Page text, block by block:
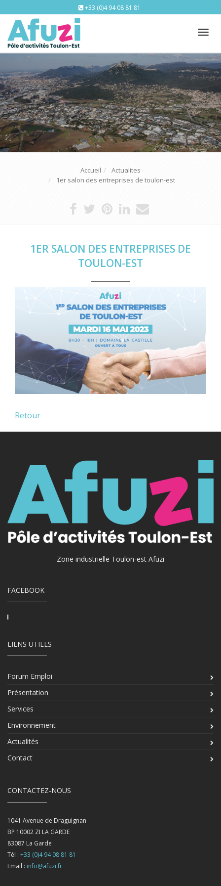
+33 (0)4 94 08 81 81
Accueil
Actualites
1er salon des entreprises de toulon-est
1ER SALON DES ENTREPRISES DE
TOULON-EST
Retour
Zone industrielle Toulon-est Afuzi
FACEBOOK
LIENS UTILES
Forum Emploi
Présentation
Services
Environnement
Actualités
Contact
CONTACTEZ-NOUS
1041 Avenue de Draguignan
BP 10002 ZI LA GARDE
83087 La Garde
Tél : +33 (0)4 94 08 81 81
Email : info@afuzi.fr